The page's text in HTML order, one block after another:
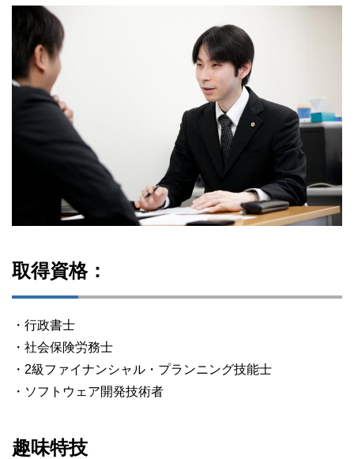
取得資格：
・行政書士
・社会保険労務士
・2級ファイナンシャル・プランニング技能士
・ソフトウェア開発技術者
趣味特技